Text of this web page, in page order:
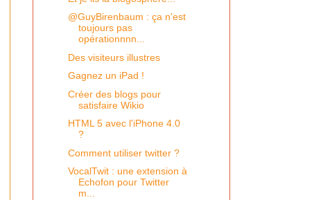
@GuyBirenbaum : ça n'est
toujours pas
opérationnnn...
Des visiteurs illustres
Gagnez un iPad !
Créer des blogs pour
satisfaire Wikio
HTML 5 avec l'iPhone 4.0
?
Comment utiliser twitter ?
VocalTwit : une extension à
Echofon pour Twitter
m...